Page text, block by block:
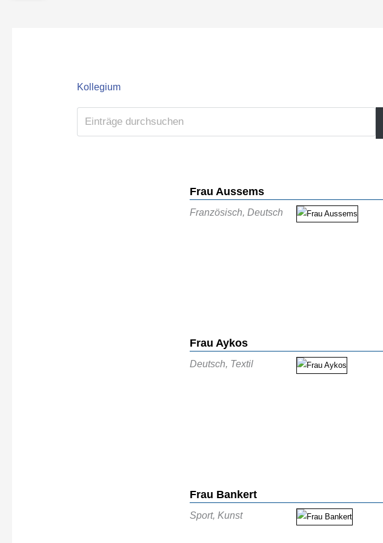
Kollegium
Frau Aussems
Französisch, Deutsch
Frau Aykos
Deutsch, Textil
Frau Bankert
Sport, Kunst